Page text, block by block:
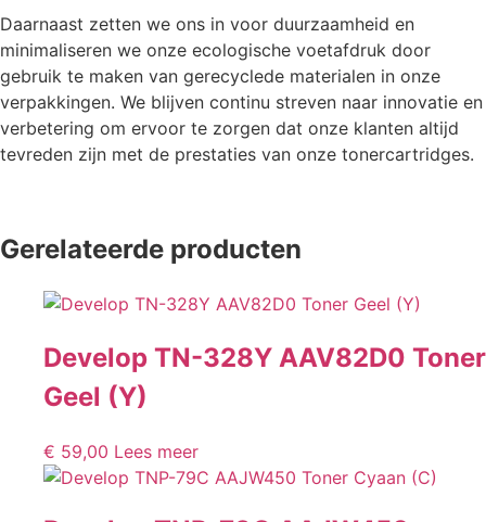
Daarnaast zetten we ons in voor duurzaamheid en
minimaliseren we onze ecologische voetafdruk door
gebruik te maken van gerecyclede materialen in onze
verpakkingen. We blijven continu streven naar innovatie en
verbetering om ervoor te zorgen dat onze klanten altijd
tevreden zijn met de prestaties van onze tonercartridges.
Gerelateerde producten
Develop TN-328Y AAV82D0 Toner
Geel (Y)
€ 59,00 Lees meer